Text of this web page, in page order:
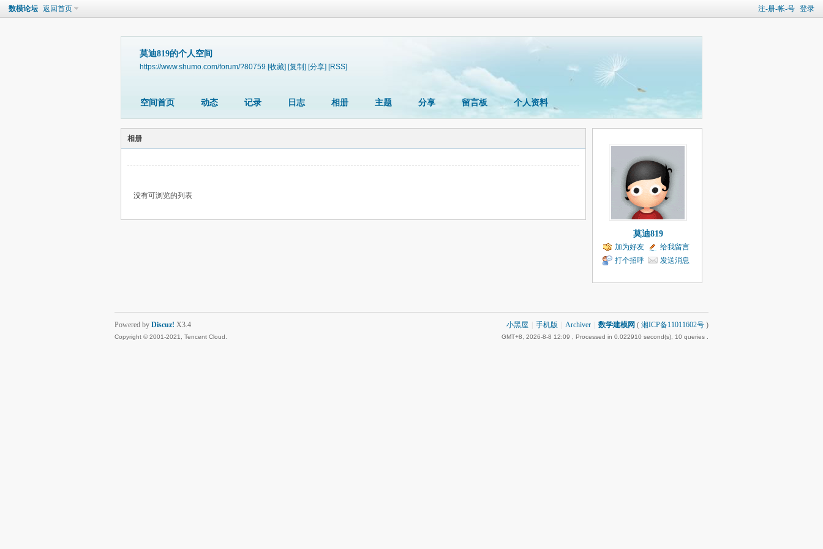
注-册-帐-号 登录
数模论坛 返回首页
莫迪819的个人空间
https://www.shumo.com/forum/?80759 [收藏] [复制] [分享] [RSS]
空间首页 动态 记录 日志 相册 主题 分享 留言板 个人资料
相册
没有可浏览的列表
莫迪819
加为好友
给我留言
打个招呼
发送消息
小黑屋 手机版 Archiver 数学建模网 ( 湘ICP备11011602号 )
GMT+8, 2026-8-8 12:09 , Processed in 0.022910 second(s), 10 queries .
Powered by Discuz! X3.4
Copyright © 2001-2021, Tencent Cloud.